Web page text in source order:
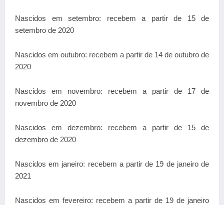
Nascidos em setembro: recebem a partir de 15 de
setembro de 2020
Nascidos em outubro: recebem a partir de 14 de outubro de
2020
Nascidos em novembro: recebem a partir de 17 de
novembro de 2020
Nascidos em dezembro: recebem a partir de 15 de
dezembro de 2020
Nascidos em janeiro: recebem a partir de 19 de janeiro de
2021
Nascidos em fevereiro: recebem a partir de 19 de janeiro